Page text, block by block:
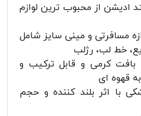
از محبوب ترین لوازم
اندازه مسافرتی و مینی سایز شامل
خط لب، رژلب
کرمی و قابل ترکیب و
قهوه ای
با اثر بلند کننده و حجم